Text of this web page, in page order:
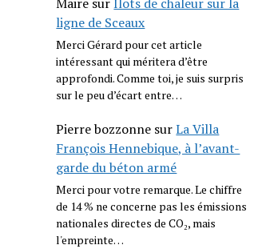
ligne de Sceaux
Merci Gérard pour cet article
intéressant qui méritera d’être
approfondi. Comme toi, je suis surpris
sur le peu d’écart entre…
Pierre bozzonne surLa Villa
François Hennebique, à l’avant-
garde du béton armé
Merci pour votre remarque. Le chiffre
de 14 % ne concerne pas les émissions
nationales directes de CO₂, mais
l'empreinte…